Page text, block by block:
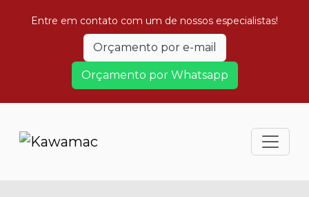
Entre em contato com um de nossos especialistas!
Orçamento por e-mail
Orçamento por Whatsapp